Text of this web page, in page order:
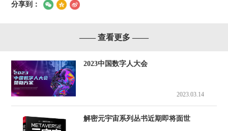
分享到：
—— 查看更多 ——
2023中国数字人大会
2023.03.14
解密元宇宙系列丛书近期即将面世